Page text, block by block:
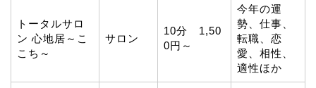
トータルサロ
ン 心地居～こ
こち～
サロン
10分 1,50
0円～
今年の運
勢、仕事、
転職、恋
愛、相性、
適性ほか